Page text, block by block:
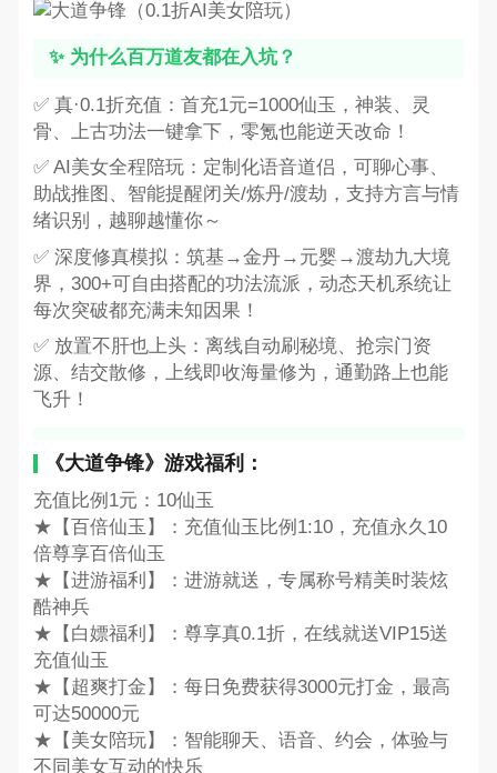
✨ 为什么百万道友都在入坑？
✅ 真·0.1折充值：首充1元=1000仙玉，神装、灵
骨、上古功法一键拿下，零氪也能逆天改命！
✅ AI美女全程陪玩：定制化语音道侣，可聊心事、
助战推图、智能提醒闭关/炼丹/渡劫，支持方言与情
绪识别，越聊越懂你～
✅ 深度修真模拟：筑基→金丹→元婴→渡劫九大境
界，300+可自由搭配的功法流派，动态天机系统让
每次突破都充满未知因果！
✅ 放置不肝也上头：离线自动刷秘境、抢宗门资
源、结交散修，上线即收海量修为，通勤路上也能
飞升！
《大道争锋》游戏福利：
充值比例1元：10仙玉
★【百倍仙玉】：充值仙玉比例1:10，充值永久10
倍尊享百倍仙玉
★【进游福利】：进游就送，专属称号精美时装炫
酷神兵
★【白嫖福利】：尊享真0.1折，在线就送VIP15送
充值仙玉
★【超爽打金】：每日免费获得3000元打金，最高
可达50000元
★【美女陪玩】：智能聊天、语音、约会，体验与
不同美女互动的快乐